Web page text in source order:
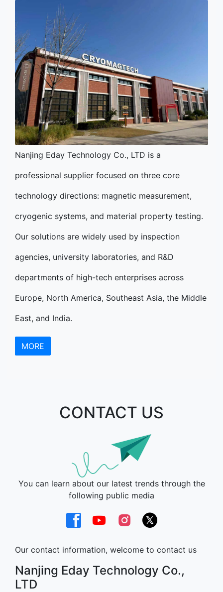
Nanjing Eday Technology Co., LTD is a
professional supplier focused on three core
technology directions: magnetic measurement,
cryogenic systems, and material property testing.
Our solutions are widely used by inspection
agencies, university laboratories, and R&D
departments of high-tech enterprises across
Europe, North America, Southeast Asia, the Middle
East, and India.
MORE
CONTACT US
You can learn about our latest trends through the
following public media
Our contact information, welcome to contact us
Nanjing Eday Technology Co.,
LTD